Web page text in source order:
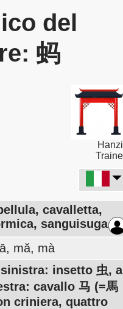
del
蚂
cavalletta,
sanguisuga
mǎ, mà
insetto 虫, a
cavallo 马 (=馬
criniera, quattro